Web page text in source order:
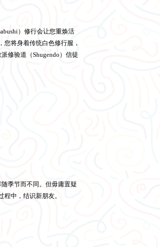
）修行会让您重焕活
将身着传统白色修行服，
修验道（Shugendo）信徒
季节而不同。但毋庸置疑
中，结识新朋友。